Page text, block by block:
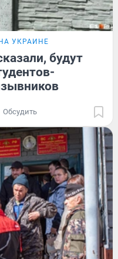
УКРАИНЕ
будут
Обсудить